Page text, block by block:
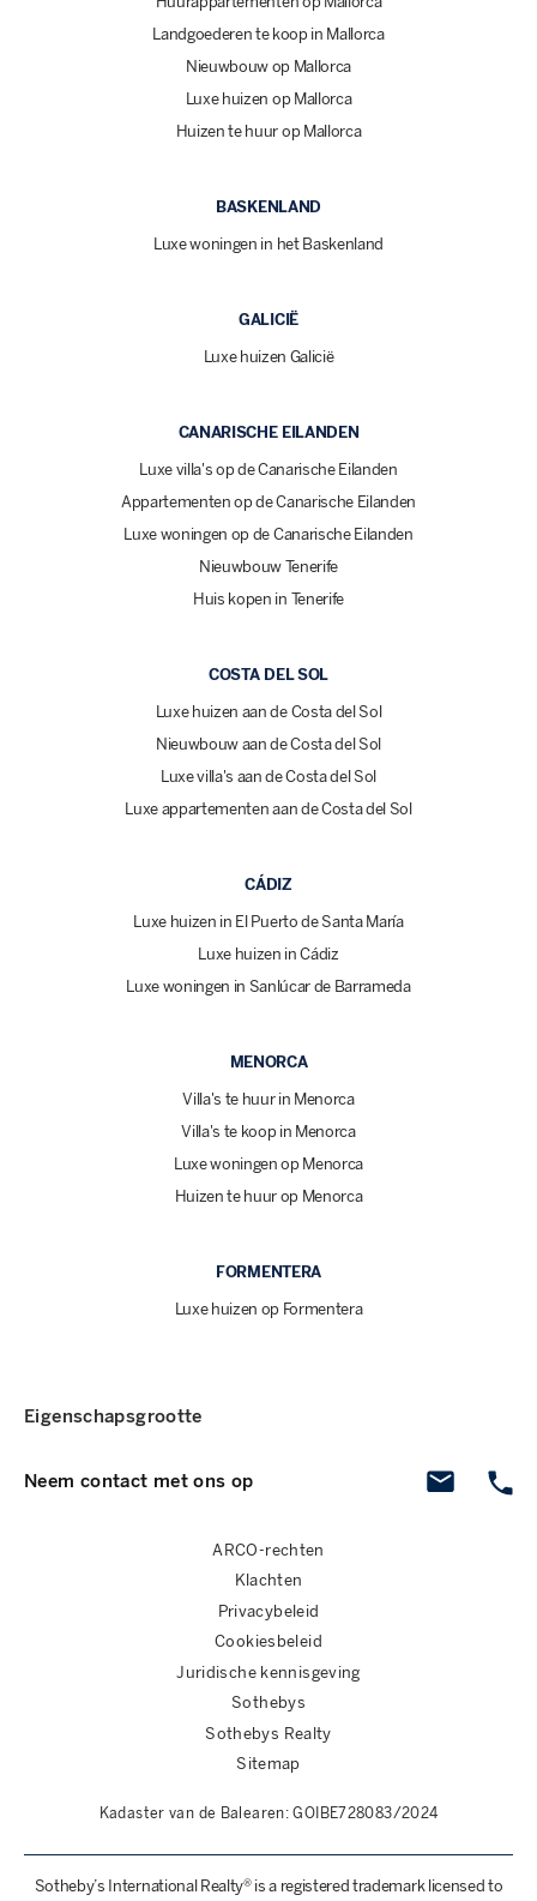
Landgoederen te koop in Mallorca
Nieuwbouw op Mallorca
Luxe huizen op Mallorca
Huizen te huur op Mallorca
BASKENLAND
Luxe woningen in het Baskenland
GALICIË
Luxe huizen Galicië
CANARISCHE EILANDEN
Luxe villa's op de Canarische Eilanden
Appartementen op de Canarische Eilanden
Luxe woningen op de Canarische Eilanden
Nieuwbouw Tenerife
Huis kopen in Tenerife
COSTA DEL SOL
Luxe huizen aan de Costa del Sol
Nieuwbouw aan de Costa del Sol
Luxe villa's aan de Costa del Sol
Luxe appartementen aan de Costa del Sol
CÁDIZ
Luxe huizen in El Puerto de Santa María
Luxe huizen in Cádiz
Luxe woningen in Sanlúcar de Barrameda
MENORCA
Villa's te huur in Menorca
Villa's te koop in Menorca
Luxe woningen op Menorca
Huizen te huur op Menorca
FORMENTERA
Luxe huizen op Formentera
Neem contact met ons op
Eigenschapsgrootte
ARCO-rechten
Klachten
Privacybeleid
Cookiesbeleid
Juridische kennisgeving
Sothebys
Sothebys Realty
Sitemap
Kadaster van de Balearen: GOIBE728083/2024
Sotheby’s International Realty® is a registered trademark licensed to